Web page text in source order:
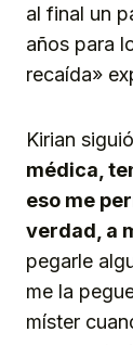
al final un
años para
recaída»
Kirian
médica,
eso me
verdad, a
pegarle
me la
míster